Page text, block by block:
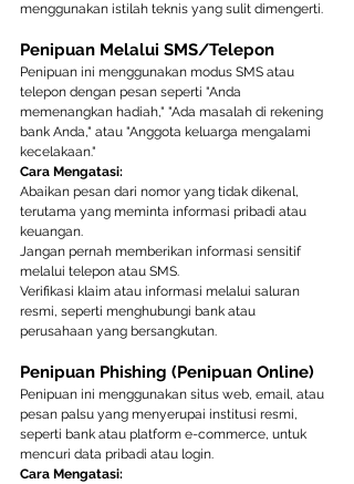
menggunakan istilah teknis yang sulit dimengerti.
Penipuan Melalui SMS/Telepon
Penipuan ini menggunakan modus SMS atau
telepon dengan pesan seperti "Anda
memenangkan hadiah," "Ada masalah di rekening
bank Anda," atau "Anggota keluarga mengalami
kecelakaan."
Cara Mengatasi:
Abaikan pesan dari nomor yang tidak dikenal,
terutama yang meminta informasi pribadi atau
keuangan.
Jangan pernah memberikan informasi sensitif
melalui telepon atau SMS.
Verifikasi klaim atau informasi melalui saluran
resmi, seperti menghubungi bank atau
perusahaan yang bersangkutan.
Penipuan Phishing (Penipuan Online)
Penipuan ini menggunakan situs web, email, atau
pesan palsu yang menyerupai institusi resmi,
seperti bank atau platform e-commerce, untuk
mencuri data pribadi atau login.
Cara Mengatasi: